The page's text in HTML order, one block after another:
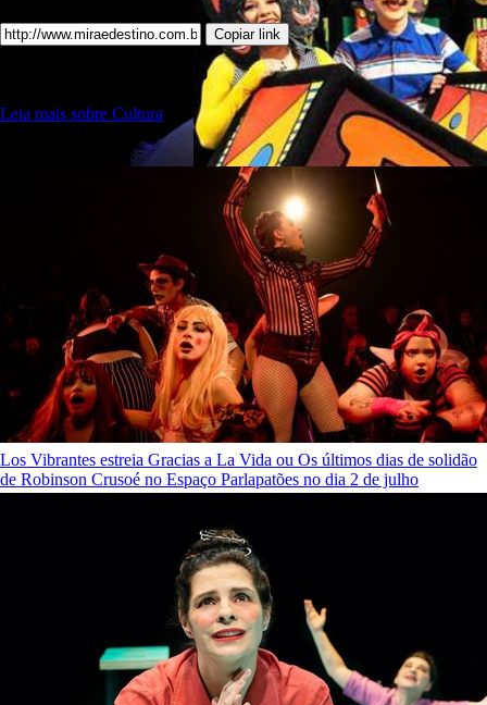
Copiar link
ENVIE PARA UM AMIGO
Leia mais sobre Cultura
Los Vibrantes estreia Gracias a La Vida ou Os últimos dias de solidão
de Robinson Crusoé no Espaço Parlapatões no dia 2 de julho